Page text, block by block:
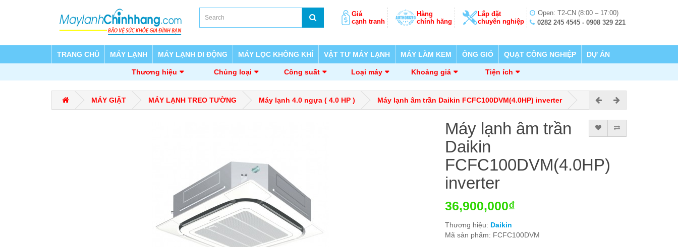
Giá
cạnh tranh
Hàng
chính hãng
Lắp đặt
chuyên nghiệp
Open: T2-CN (8:00 – 17:00)
0282 245 4545 - 0908 329 221
TRANG CHỦ MÁY LẠNH MÁY LẠNH DI ĐỘNG MÁY LỌC KHÔNG KHÍ VẬT TƯ MÁY LẠNH MÁY LÀM KEM ỐNG GIÓ QUẠT CÔNG NGHIỆP DỰ ÁN
Thương hiệu Chủng loại Công suất Loại máy Khoảng giá Tiện ích
MÁY GIẶT MÁY LẠNH TREO TƯỜNG Máy lạnh 4.0 ngựa ( 4.0 HP ) Máy lạnh âm trần Daikin FCFC100DVM(4.0HP) inverter
Máy lạnh âm trần
Daikin
FCFC100DVM(4.0HP)
inverter
36,900,000₫
Thương hiệu: Daikin
Mã sản phẩm: FCFC100DVM